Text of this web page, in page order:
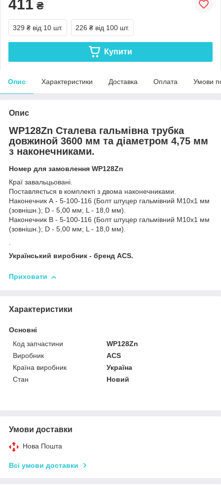
411 ₴
329 ₴ від 10 шт. 226 ₴ від 100 шт.
Купити
Опис Характеристики Доставка Оплата Умови
Опис
WP128Zn Сталева гальмівна трубка
довжиной 3600 мм та діаметром 4,75 мм
з наконечниками.
Номер для замовлення WP128Zn
Краї завальцьовані.
Поставляється в комплекті з двома наконечниками.
Наконечник А - 5-100-116 (Болт штуцер гальмівний М10х1 мм
(зовнішн.); D - 5,00 мм; L - 18,0 мм).
Наконечник В - 5-100-116 (Болт штуцер гальмівний М10х1 мм
(зовнішн.); D - 5,00 мм; L - 18,0 мм).
.
Український виробник - бренд ACS.
Приховати
Характеристики
Основні
Код запчастини
WP128Zn
Виробник
ACS
Країна виробник
Україна
Стан
Новий
Умови доставки
Нова Пошта
Всі умови доставки